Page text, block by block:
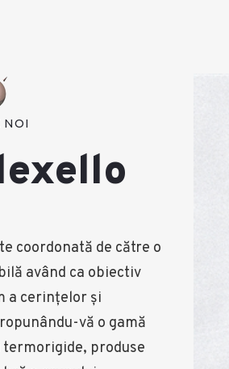
NOI
coordonată de către o
având ca obiectiv
a cerinţelor şi
vă o gamă
produse